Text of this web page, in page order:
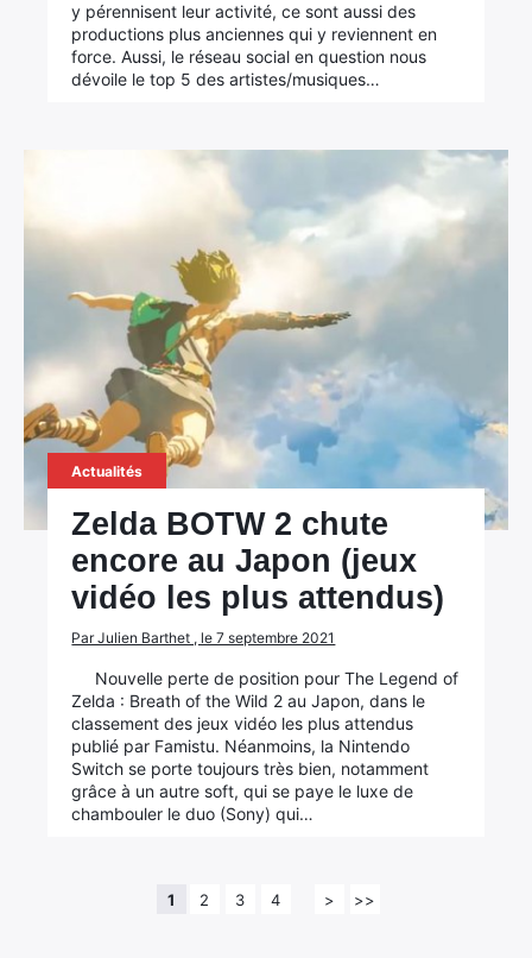
y pérennisent leur activité, ce sont aussi des
productions plus anciennes qui y reviennent en
force. Aussi, le réseau social en question nous
dévoile le top 5 des artistes/musiques…
Actualités
Zelda BOTW 2 chute
encore au Japon (jeux
vidéo les plus attendus)
Par Julien Barthet , le 7 septembre 2021
Nouvelle perte de position pour The Legend of
Zelda : Breath of the Wild 2 au Japon, dans le
classement des jeux vidéo les plus attendus
publié par Famistu. Néanmoins, la Nintendo
Switch se porte toujours très bien, notamment
grâce à un autre soft, qui se paye le luxe de
chambouler le duo (Sony) qui…
1 2 3 4 > >>